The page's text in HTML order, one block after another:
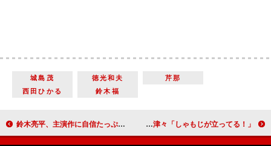
城島茂 徳光和夫
芹那
西田ひかる
鈴木福
鈴木亮平、主演作に自信たっぷり 「世界よ、こんな映画を作ってみろ」 相葉雅紀がＣＭで“炊飯器”に変身！？ 新製品に興味津々「しゃもじが立ってる！」